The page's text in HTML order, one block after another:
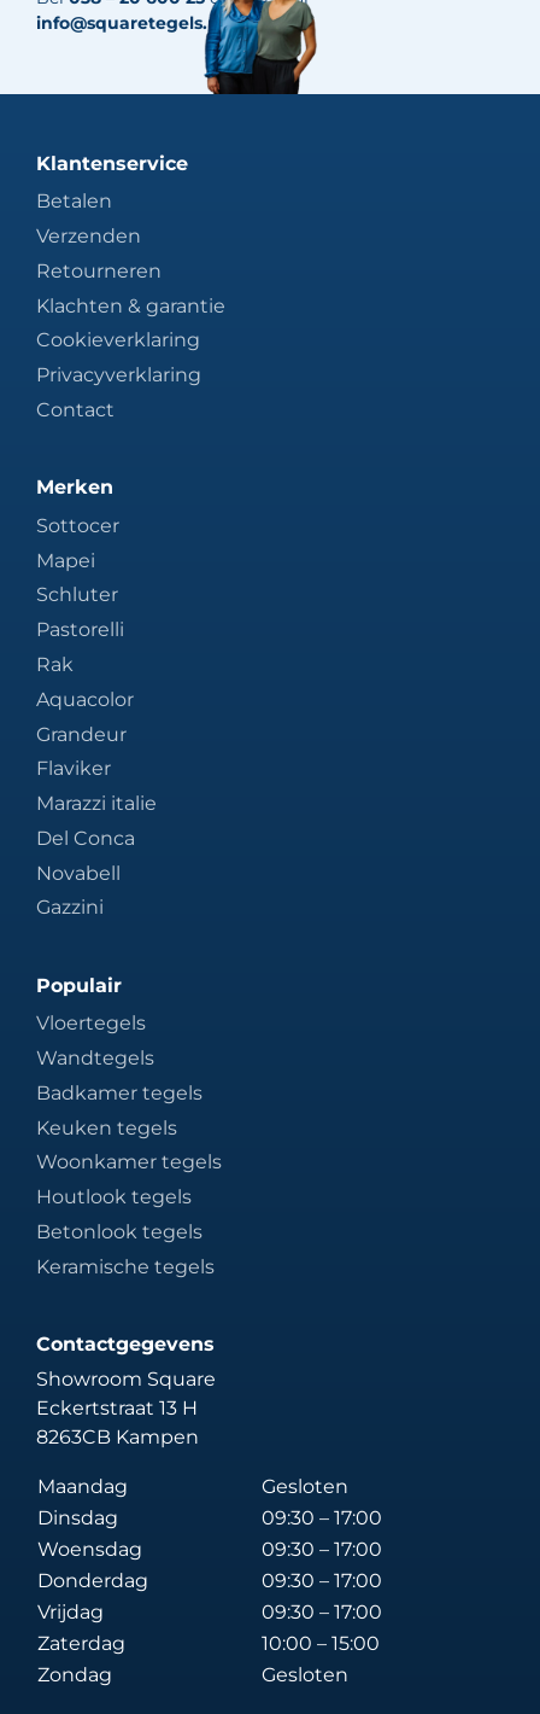
info@squaretegels.nl
Klantenservice
Betalen
Verzenden
Retourneren
Klachten & garantie
Cookieverklaring
Privacyverklaring
Contact
Merken
Sottocer
Mapei
Schluter
Pastorelli
Rak
Aquacolor
Grandeur
Flaviker
Marazzi italie
Del Conca
Novabell
Gazzini
Populair
Vloertegels
Wandtegels
Badkamer tegels
Keuken tegels
Woonkamer tegels
Houtlook tegels
Betonlook tegels
Keramische tegels
Contactgegevens
Showroom Square
Eckertstraat 13 H
8263CB Kampen
Maandag
Gesloten
Dinsdag
09:30 – 17:00
Woensdag
09:30 – 17:00
Donderdag
09:30 – 17:00
Vrijdag
09:30 – 17:00
Zaterdag
10:00 – 15:00
Zondag
Gesloten